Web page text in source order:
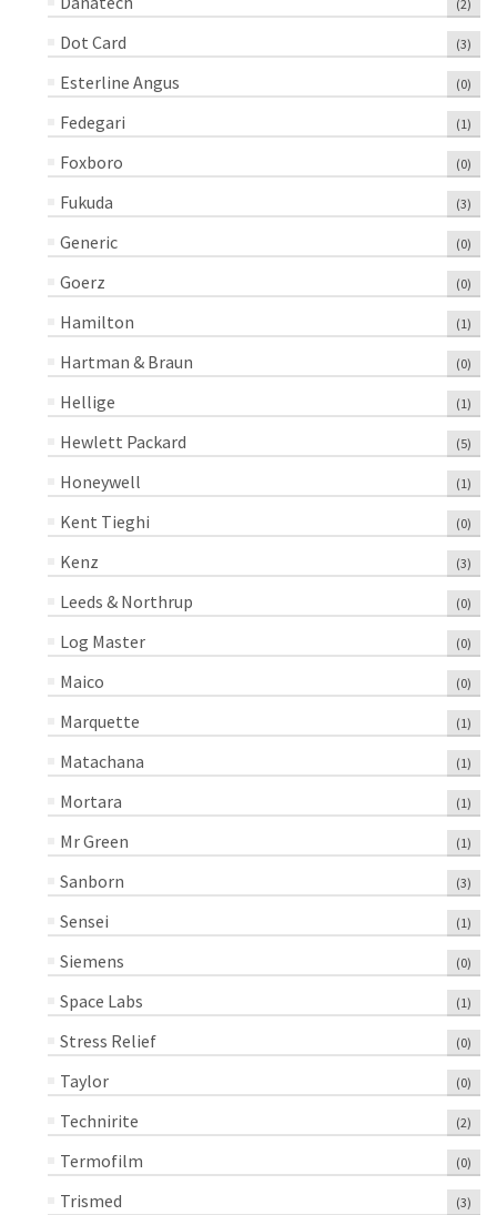
(2)
Dot Card (3)
Esterline Angus (0)
Fedegari (1)
Foxboro (0)
Fukuda (3)
Generic (0)
Goerz (0)
Hamilton (1)
Hartman & Braun (0)
Hellige (1)
Hewlett Packard (5)
Honeywell (1)
Kent Tieghi (0)
Kenz (3)
Leeds & Northrup (0)
Log Master (0)
Maico (0)
Marquette (1)
Matachana (1)
Mortara (1)
Mr Green (1)
Sanborn (3)
Sensei (1)
Siemens (0)
Space Labs (1)
Stress Relief (0)
Taylor (0)
Technirite (2)
Termofilm (0)
Trismed (3)